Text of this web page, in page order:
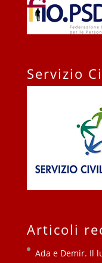
Servizio
Articoli
Ada e Demir. Il